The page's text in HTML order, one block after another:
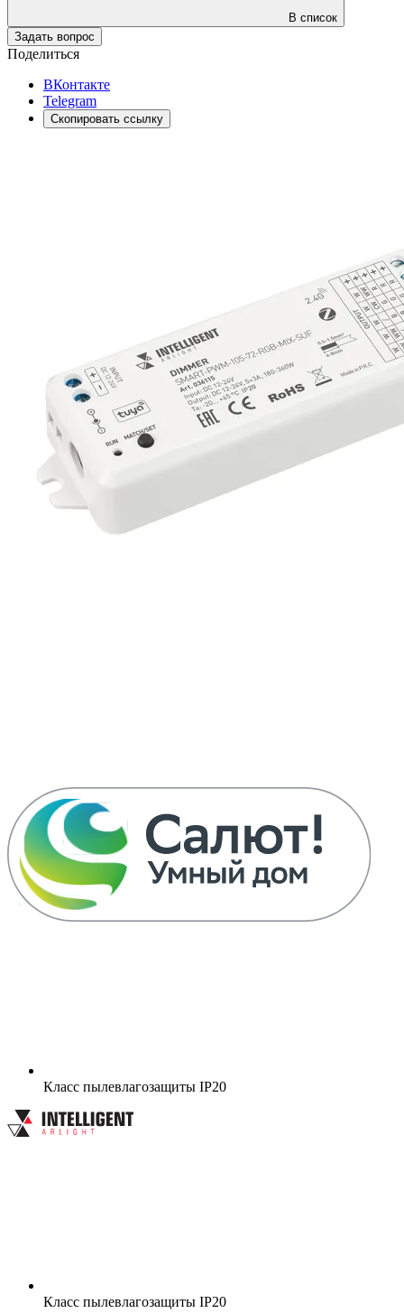
В список
Задать вопрос
Поделиться
ВКонтакте
Telegram
Скопировать ссылку
Класс пылевлагозащиты IP20
Класс пылевлагозащиты IP20